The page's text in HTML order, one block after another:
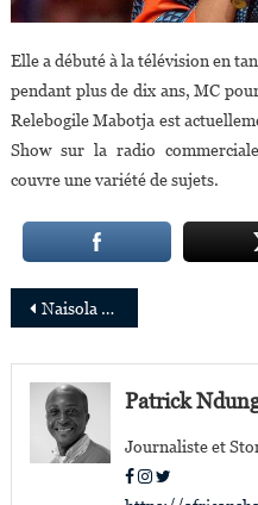
Elle a débuté à la télévision en
pendant plus de dix ans, MC
Relebogile Mabotja est
Show sur la radio
couvre une variété de sujets.
Navigation
de
l’article
Naisola Likimani nommée Directrice de l’Initiative internationale « She Decides »
Patrick
Journaliste et